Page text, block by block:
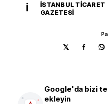
İ
İSTANBUL TICARET
GAZETESI
Google'da bizi
ekleyin